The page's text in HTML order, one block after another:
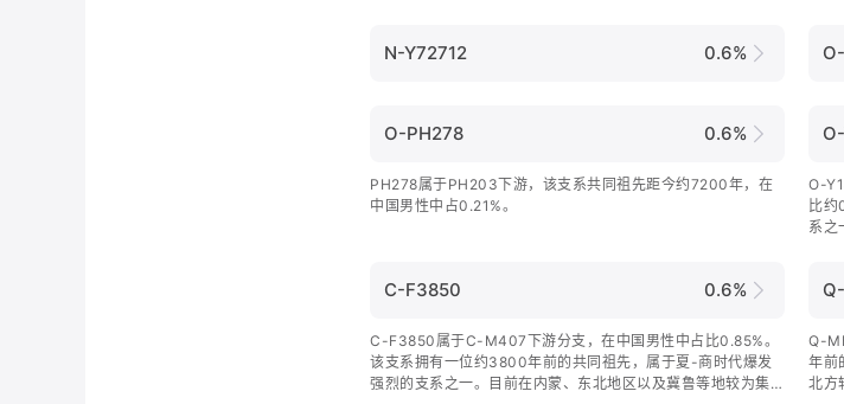
N-Y72712 0.6%
O-PH278 0.6%
PH278属于PH203下游，该支系共同祖先距今约7200年，在
中国男性中占0.21%。
O-
比约
系之
C-F3850 0.6%
C-F3850属于C-M407下游分支，在中国男性中占比0.85%。
该支系拥有一位约3800年前的共同祖先，属于夏-商时代爆发
强烈的支系之一。目前在内蒙、东北地区以及冀鲁等地较为集
Q-
年前
北方